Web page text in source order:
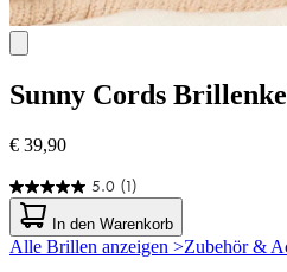
Sunny Cords
€ 39,90
5.0 (1)
5.0
von
5
Sternen.
In den Warenkorb
Alle Brillen anzeigen >Zubehör &